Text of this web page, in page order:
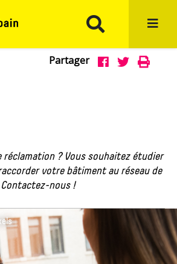
Partager Partager
 
réclamation ? Vous souhaitez étudier
votre bâtiment au réseau de
Contactez-nous !